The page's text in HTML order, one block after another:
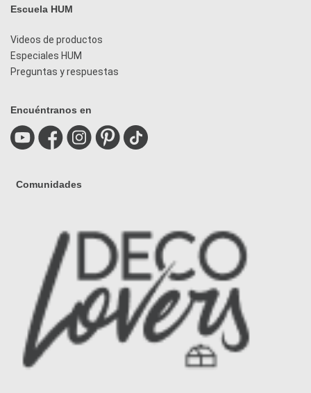
Escuela HUM
Videos de productos
Especiales HUM
Preguntas y respuestas
Encuéntranos en
Comunidades